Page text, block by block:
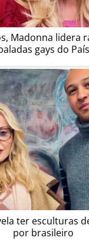
Madonna lidera
gays do País
ter esculturas
por brasileiro